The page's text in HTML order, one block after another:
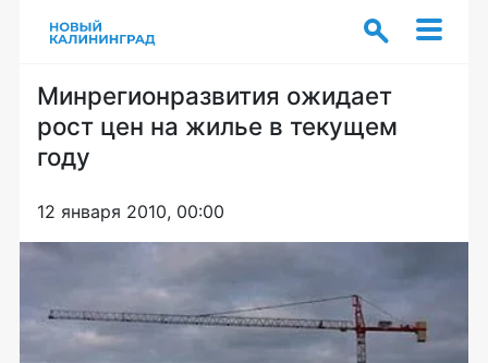
Минрегионразвития ожидает
рост цен на жилье в текущем
году
12 января 2010, 00:00